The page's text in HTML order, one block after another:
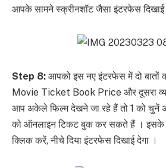
आपके सामने स्क्रीनशॉट जैसा इंटरफेस दिखाई
Step 8: आपको इस नए इंटरफेस में दो बातों
Movie Ticket Book Price और दूसरा
आप अकेले फिल्म देखने जा रहे हैं तो 1 को चुनें
को ऑनलाइन टिकट बुक कर सकते हैं । इसके
क्लिक करें, नीचे दिया इंटरफेस दिखाई देगा ।